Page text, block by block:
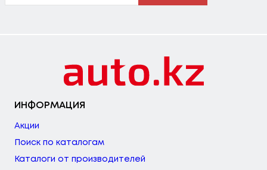
ИНФОРМАЦИЯ
Акции
Поиск по каталогам
Каталоги от производителей